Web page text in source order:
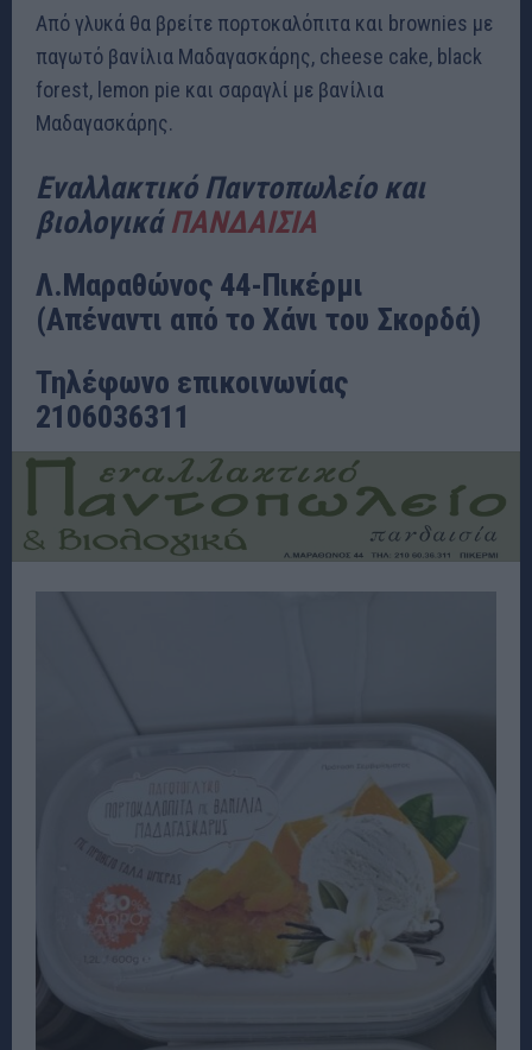
Από γλυκά θα βρείτε πορτοκαλόπιτα και brownies με
παγωτό βανίλια Μαδαγασκάρης, cheese cake, black
forest, lemon pie και σαραγλί με βανίλια
Μαδαγασκάρης.
Εναλλακτικό Παντοπωλείο και
βιολογικά ΠΑΝΔΑΙΣΙΑ
Λ.Μαραθώνος 44-Πικέρμι
(Απέναντι από το Χάνι του Σκορδά)
Τηλέφωνο επικοινωνίας
2106036311